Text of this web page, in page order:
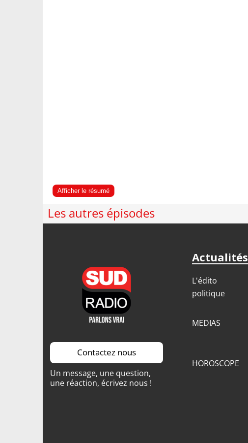
Afficher le résumé
Les autres épisodes
Contactez nous
Un message, une question,
une réaction, écrivez nous !
Actualités
L'édito
politique
MEDIAS
HOROSCOPE